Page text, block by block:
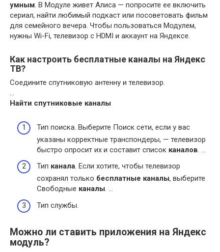
умным. В Модуле живет Алиса — попросите ее включить
сериал, найти любимый подкаст или посоветовать фильм
для семейного вечера. Чтобы пользоваться Модулем,
нужны Wi-Fi, телевизор с HDMI и аккаунт на Яндексе.
Как настроить бесплатные каналы на Яндекс
ТВ?
Соедините спутниковую антенну и телевизор.
…
Найти спутниковые каналы
Тип поиска. Выберите Поиск сети, если у вас
указаны корректные транспондеры, — телевизор
быстро опросит их и составит список каналов. …
Тип канала. Если хотите, чтобы телевизор
сохранял только бесплатные каналы, выберите
Свободные каналы. …
Тип службы.
Можно ли ставить приложения на Яндекс
модуль?